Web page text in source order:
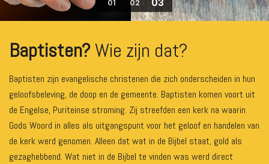
Baptisten?Wie zijn dat?
Baptisten zijn evangelische christenen die zich onderscheiden in hun
geloofsbeleving, de doop en de gemeente. Baptisten komen voort uit
de Engelse, Puriteinse stroming. Zij streefden een kerk na waarin
Gods Woord in alles als uitgangspunt voor het geloof en handelen van
de kerk werd genomen. Alleen dat wat in de Bijbel staat, gold als
gezaghebbend. Wat niet in de Bijbel te vinden was werd direct